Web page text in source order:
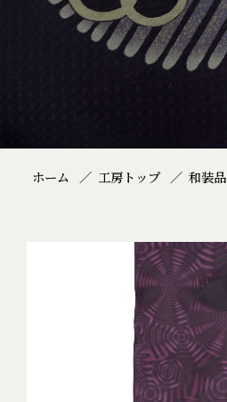
ホーム 工房トップ 和装品